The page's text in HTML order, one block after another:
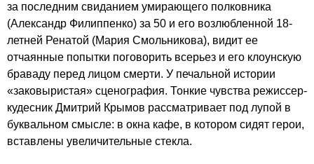
за последним свиданием умирающего полковника
(Александр Филиппенко) за 50 и его возлюбленной 18-
летней Ренатой (Мария Смольникова), видит ее
отчаянные попытки поговорить всерьез и его клоунскую
браваду перед лицом смерти. У печальной истории
«заковыристая» сценография. Тонкие чувства режиссер-
кудесник Дмитрий Крымов рассматривает под лупой в
буквальном смысле: в окна кафе, в котором сидят герои,
вставлены увеличительные стекла.